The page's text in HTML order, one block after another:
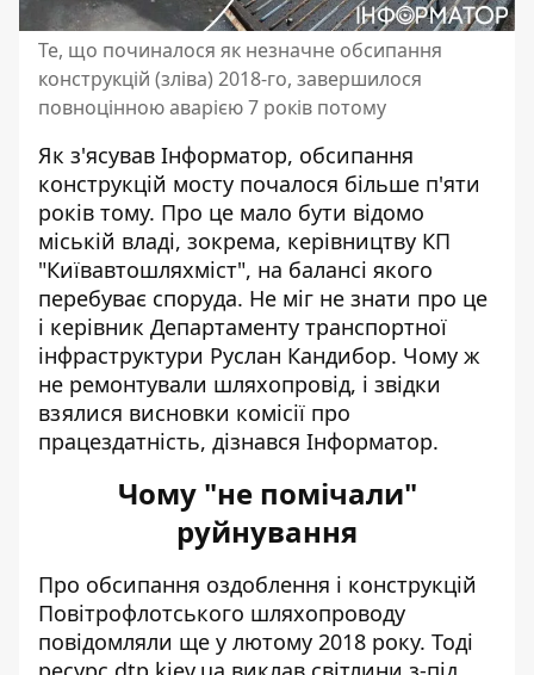
Те, що починалося як незначне обсипання
конструкцій (зліва) 2018-го, завершилося
повноцінною аварією 7 років потому
Як з'ясував Інформатор, обсипання
конструкцій мосту почалося більше п'яти
років тому. Про це мало бути відомо
міській владі, зокрема, керівництву КП
"Київавтошляхміст", на балансі якого
перебуває споруда. Не міг не знати про це
і керівник Департаменту транспортної
інфраструктури Руслан Кандибор. Чому ж
не ремонтували шляхопровід, і звідки
взялися висновки комісії про
працездатність, дізнався Інформатор.
Чому "не помічали"
руйнування
Про обсипання оздоблення і конструкцій
Повітрофлотського шляхопроводу
повідомляли ще у лютому 2018 року. Тоді